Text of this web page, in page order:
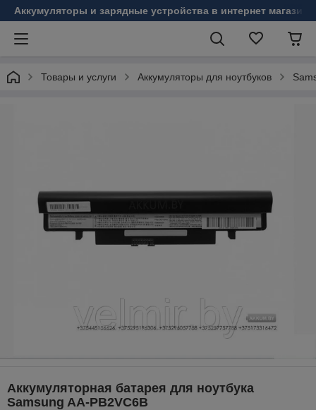
Аккумуляторы и зарядные устройства в интернет магазине
Товары и услуги Аккумуляторы для ноутбуков
Аккумуляторная батарея для ноутбука
Samsung AA-PB2VC6B